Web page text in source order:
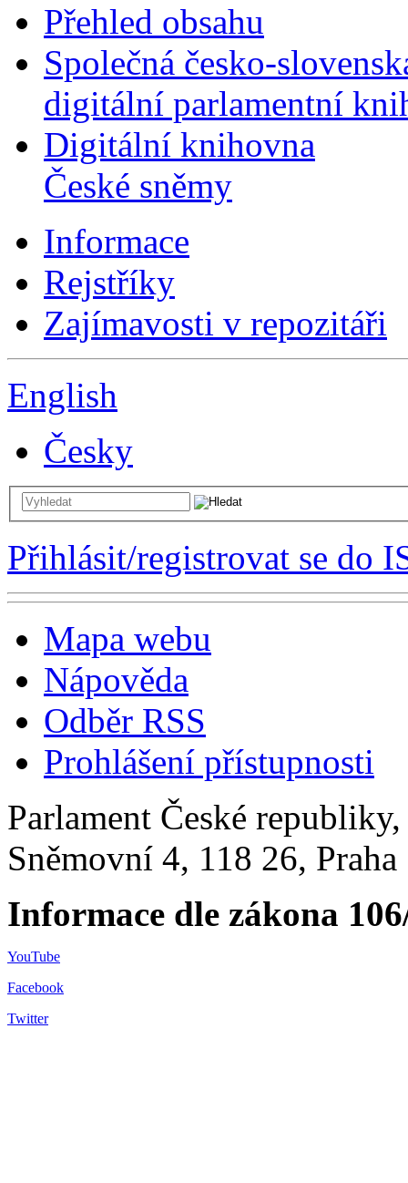
Přehled obsahu
Společná česko-
digitální parlamentní
Digitální knihovna
České sněmy
Informace
Rejstříky
Zajímavosti v repozitáři
English
Česky
Přihlásit/registrovat se do
Mapa webu
Nápověda
Odběr RSS
Prohlášení přístupnosti
Parlament České
Sněmovní 4, 118 26,
Informace dle zákona
YouTube
Facebook
Twitter